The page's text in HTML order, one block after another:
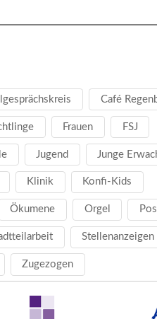
Café
Frauen FSJ
Jugend Junge
Klinik Konfi-Kids
Ökumene Orgel
Stellenanzeigen
Zugezogen